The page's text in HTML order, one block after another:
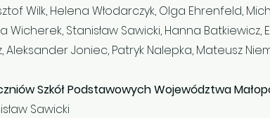
Wilk, Helena Włodarczyk, Olga Ehrenfeld,
Wicherek, Stanisław Sawicki, Hanna Batkiewicz,
Aleksander Joniec, Patryk Nalepka, Mateusz
Szkół Podstawowych Województwa
Sawicki